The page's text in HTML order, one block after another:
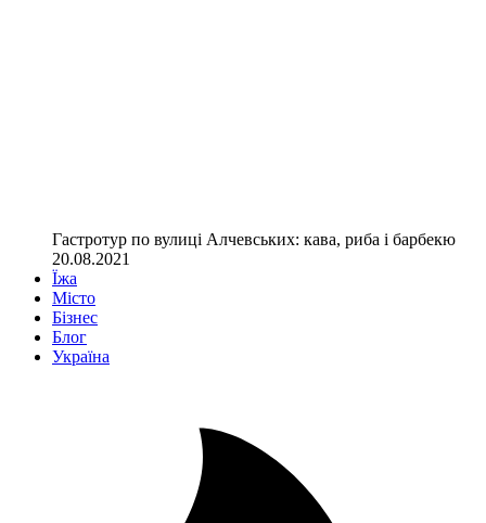
Гастротур по вулиці Алчевських: кава, риба і барбекю
20.08.2021
Їжа
Місто
Бізнес
Блог
Україна